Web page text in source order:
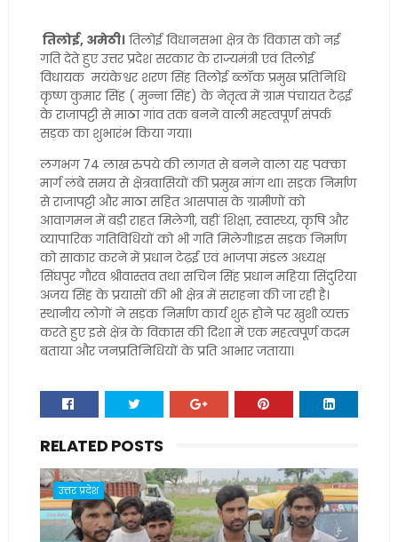
तिलोई, अमेठी।तिलोई विधानसभा क्षेत्र के विकास को नई
गति देते हुए उत्तर प्रदेश सरकार के राज्यमंत्री एवं तिलोई
विधायक मयंकेश्वर शरण सिंह तिलोई ब्लॉक प्रमुख प्रतिनिधि
कृष्ण कुमार सिंह ( मुन्ना सिंह) के नेतृत्व में ग्राम पंचायत टेढ़ई
के राजापट्टी से माठा गांव तक बनने वाली महत्वपूर्ण संपर्क
सड़क का शुभारंभ किया गया।
लगभग 74 लाख रुपये की लागत से बनने वाला यह पक्का
मार्ग लंबे समय से क्षेत्रवासियों की प्रमुख मांग था। सड़क निर्माण
से राजापट्टी और माठा सहित आसपास के ग्रामीणों को
आवागमन में बड़ी राहत मिलेगी, वहीं शिक्षा, स्वास्थ्य, कृषि और
व्यापारिक गतिविधियों को भी गति मिलेगी।इस सड़क निर्माण
को साकार करने में प्रधान टेढ़ई एवं भाजपा मंडल अध्यक्ष
सिंघपुर गौरव श्रीवास्तव तथा सचिन सिंह प्रधान महिया सिंदुरिया
अजय सिंह के प्रयासों की भी क्षेत्र में सराहना की जा रही है।
स्थानीय लोगों ने सड़क निर्माण कार्य शुरू होने पर खुशी व्यक्त
करते हुए इसे क्षेत्र के विकास की दिशा में एक महत्वपूर्ण कदम
बताया और जनप्रतिनिधियों के प्रति आभार जताया।
RELATED POSTS
उत्तर प्रदेश